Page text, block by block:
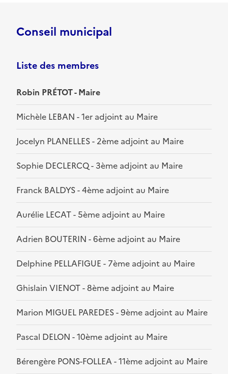
Conseil municipal
Liste des membres
Robin PRÉTOT - Maire
Michèle LEBAN - 1er adjoint au Maire
Jocelyn PLANELLES - 2ème adjoint au Maire
Sophie DECLERCQ - 3ème adjoint au Maire
Franck BALDYS - 4ème adjoint au Maire
Aurélie LECAT - 5ème adjoint au Maire
Adrien BOUTERIN - 6ème adjoint au Maire
Delphine PELLAFIGUE - 7ème adjoint au Maire
Ghislain VIENOT - 8ème adjoint au Maire
Marion MIGUEL PAREDES - 9ème adjoint au Maire
Pascal DELON - 10ème adjoint au Maire
Bérengère PONS-FOLLEA - 11ème adjoint au Maire